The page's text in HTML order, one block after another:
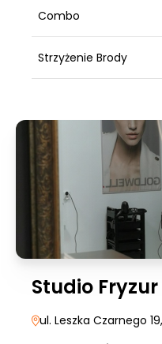
Combo
Strzyżenie Brody
Studio
ul. Leszka Czarnego 19